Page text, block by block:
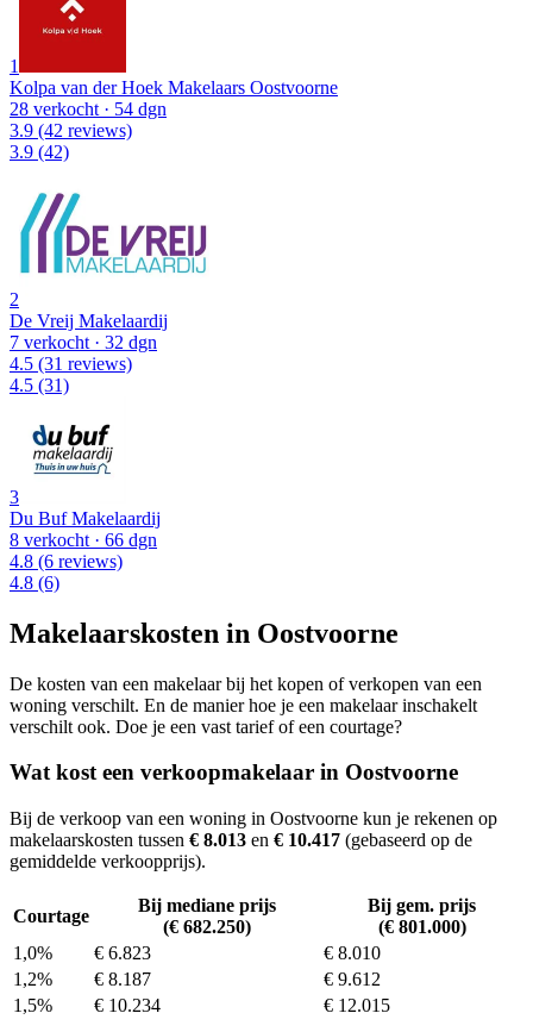
1
Kolpa van der Hoek Makelaars Oostvoorne
28 verkocht · 54 dgn
3.9 (42 reviews)
3.9 (42)
2
De Vreij Makelaardij
7 verkocht · 32 dgn
4.5 (31 reviews)
4.5 (31)
3
Du Buf Makelaardij
8 verkocht · 66 dgn
4.8 (6 reviews)
4.8 (6)
Makelaarskosten in Oostvoorne
De kosten van een makelaar bij het kopen of verkopen van een
woning verschilt. En de manier hoe je een makelaar inschakelt
verschilt ook. Doe je een vast tarief of een courtage?
Wat kost een verkoopmakelaar in Oostvoorne
Bij de verkoop van een woning in Oostvoorne kun je rekenen op
makelaarskosten tussen € 8.013 en € 10.417 (gebaseerd op de
gemiddelde verkoopprijs).
Courtage
Bij mediane prijs
(€ 682.250)
Bij gem. prijs
(€ 801.000)
1,0%
€ 6.823
€ 8.010
1,2%
€ 8.187
€ 9.612
1,5%
€ 10.234 € 12.015